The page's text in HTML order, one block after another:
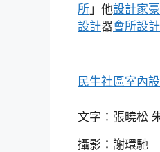
所 」他設計家
設計器會所設計
民生社區室內
文字：張曉松
攝影：謝環馳